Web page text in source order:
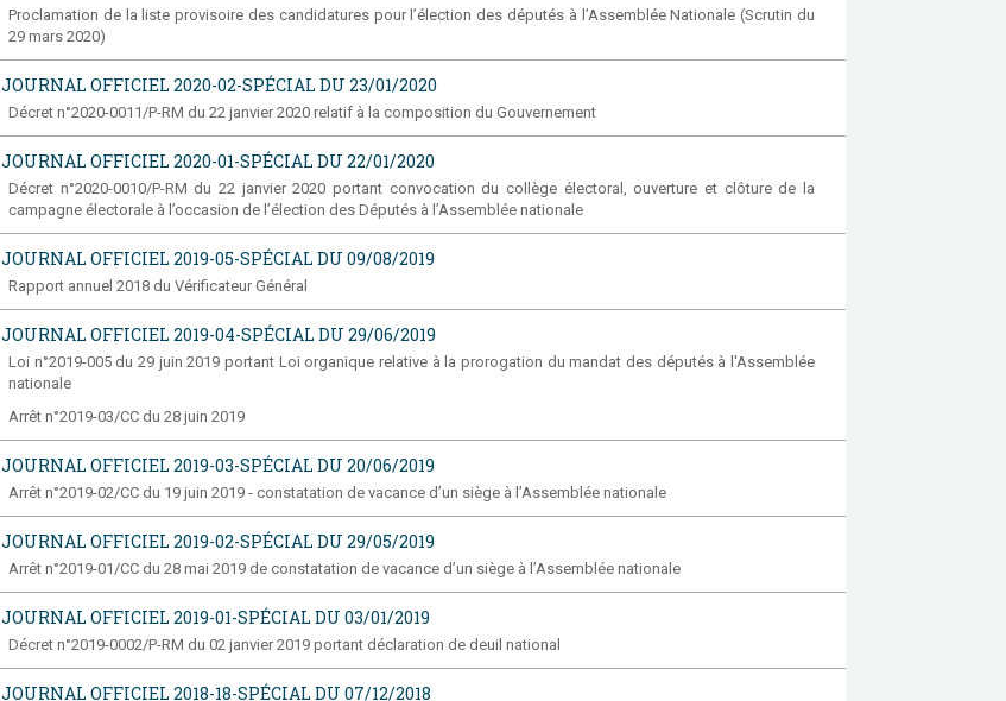
Proclamation de la liste provisoire des candidatures pour l’élection des députés à l’Assemblée Nationale (Scrutin du
29 mars 2020)
JOURNAL OFFICIEL 2020-02-SPÉCIAL DU 23/01/2020
Décret n°2020-0011/P-RM du 22 janvier 2020 relatif à la composition du Gouvernement
JOURNAL OFFICIEL 2020-01-SPÉCIAL DU 22/01/2020
Décret n°2020-0010/P-RM du 22 janvier 2020 portant convocation du collège électoral, ouverture et clôture de la
campagne électorale à l’occasion de l’élection des Députés à l’Assemblée nationale
JOURNAL OFFICIEL 2019-05-SPÉCIAL DU 09/08/2019
Rapport annuel 2018 du Vérificateur Général
JOURNAL OFFICIEL 2019-04-SPÉCIAL DU 29/06/2019
Loi n°2019-005 du 29 juin 2019 portant Loi organique relative à la prorogation du mandat des députés à l'Assemblée
nationale
Arrêt n°2019-03/CC du 28 juin 2019
JOURNAL OFFICIEL 2019-03-SPÉCIAL DU 20/06/2019
Arrêt n°2019-02/CC du 19 juin 2019 - constatation de vacance d’un siège à l’Assemblée nationale
JOURNAL OFFICIEL 2019-02-SPÉCIAL DU 29/05/2019
Arrêt n°2019-01/CC du 28 mai 2019 de constatation de vacance d’un siège à l’Assemblée nationale
JOURNAL OFFICIEL 2019-01-SPÉCIAL DU 03/01/2019
Décret n°2019-0002/P-RM du 02 janvier 2019 portant déclaration de deuil national
JOURNAL OFFICIEL 2018-18-SPÉCIAL DU 07/12/2018